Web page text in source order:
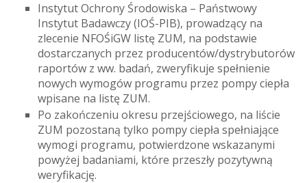
Instytut Ochrony Środowiska – Państwowy
Instytut Badawczy (IOŚ-PIB), prowadzący na
zlecenie NFOŚiGW listę ZUM, na podstawie
dostarczanych przez producentów/dystrybutorów
raportów z ww. badań, zweryfikuje spełnienie
nowych wymogów programu przez pompy ciepła
wpisane na listę ZUM.
Po zakończeniu okresu przejściowego, na liście
ZUM pozostaną tylko pompy ciepła spełniające
wymogi programu, potwierdzone wskazanymi
powyżej badaniami, które przeszły pozytywną
weryfikację.